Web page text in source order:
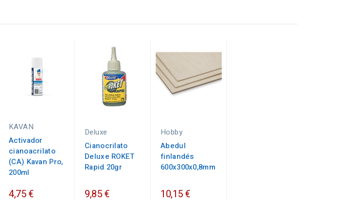
KAVAN
Activador
cianoacrilato
(CA) Kavan Pro,
200ml
4,75 €
Deluxe
Cianocrilato
Deluxe ROKET
Rapid 20gr
9,85 €
Hobby
Abedul
finlandés
600x300x0,8mm
10,15 €